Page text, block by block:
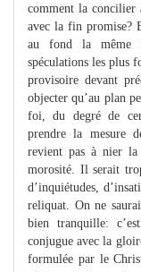
comment la concilier
avec la fin promise?
au fond la même
spéculations les plus
provisoire devant
objecter qu’au plan
foi, du degré de
prendre la mesure
revient pas à nier
morosité. Il serait
d’inquiétudes,
reliquat. On ne
bien tranquille:
conjugue avec la
formulée par le